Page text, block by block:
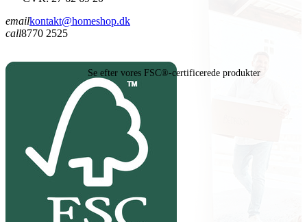
emailkontakt@homeshop.dk
call8770 2525
Se efter vores FSC®-certificerede produkter